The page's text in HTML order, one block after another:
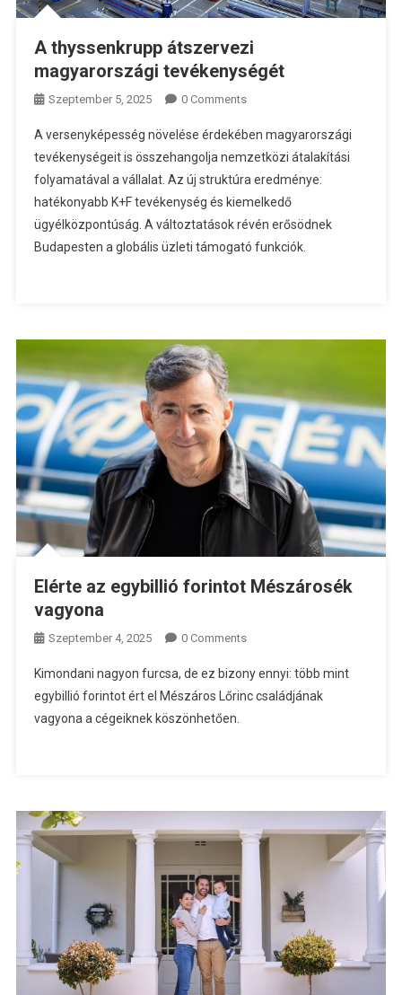
A thyssenkrupp átszervezi
magyarországi tevékenységét
Szeptember 5, 2025 0 Comments
A versenyképesség növelése érdekében magyarországi
tevékenységeit is összehangolja nemzetközi átalakítási
folyamatával a vállalat. Az új struktúra eredménye:
hatékonyabb K+F tevékenység és kiemelkedő
ügyélközpontúság. A változtatások révén erősödnek
Budapesten a globális üzleti támogató funkciók.
Elérte az egybillió forintot Mészárosék
vagyona
Szeptember 4, 2025 0 Comments
Kimondani nagyon furcsa, de ez bizony ennyi: több mint
egybillió forintot ért el Mészáros Lőrinc családjának
vagyona a cégeiknek köszönhetően.